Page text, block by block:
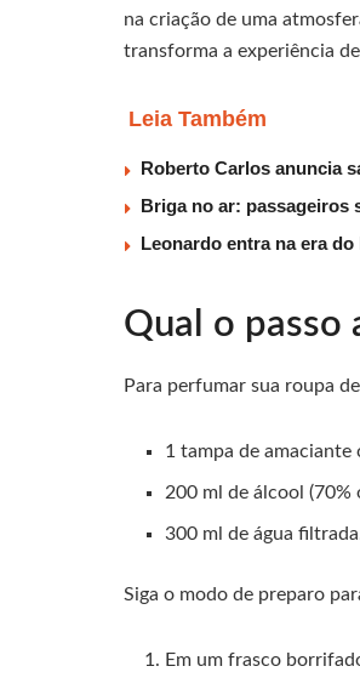
na criação de uma
transforma a experiência
Leia Também
Roberto Carlos anuncia
Briga no ar: passageiros
Leonardo entra na era
Qual o passo
Para perfumar sua roupa
1 tampa de
200 ml de álcool (70%
300 ml de água
Siga o modo de preparo
Em um frasco